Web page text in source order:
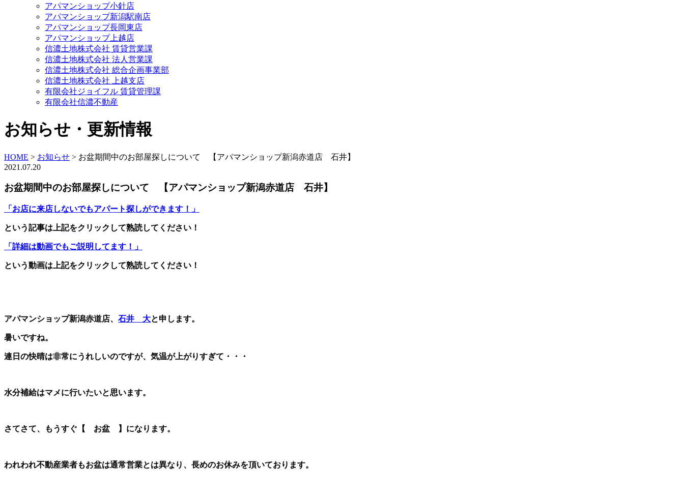
アパマンショップ小針店
アパマンショップ新潟駅南店
アパマンショップ長岡東店
アパマンショップ上越店
信濃土地株式会社 賃貸営業課
信濃土地株式会社 法人営業課
信濃土地株式会社 総合企画事業部
信濃土地株式会社 上越支店
有限会社ジョイフル 賃貸管理課
有限会社信濃不動産
お知らせ・更新情報
HOME > お知らせ > お盆期間中のお部屋探しについて 【アパマンショップ新潟赤道店 石井】
2021.07.20
お盆期間中のお部屋探しについて 【アパマンショップ新潟赤道店 石井】
「お店に来店しないでもアパート探しができます！」
という記事は上記をクリックして熟読してください！
「詳細は動画でもご説明してます！」
という動画は上記をクリックして熟読してください！
アパマンショップ新潟赤道店、 石井 大と申します。
暑いですね。
連日の快晴は非常にうれしいのですが、気温が上がりすぎて・・・
水分補給はマメに行いたいと思います。
さてさて、もうすぐ【 お盆 】になります。
われわれ不動産業者もお盆は通常営業とは異なり、長めのお休みを頂いております。